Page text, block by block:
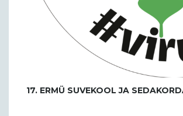
17. ERMÜ SUVEKOOL JA